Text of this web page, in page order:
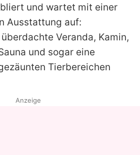
verwalten
und wartet mit einer
Ausstattung auf:
Veranda, Kamin,
und sogar eine
Tierbereichen
Anzeige